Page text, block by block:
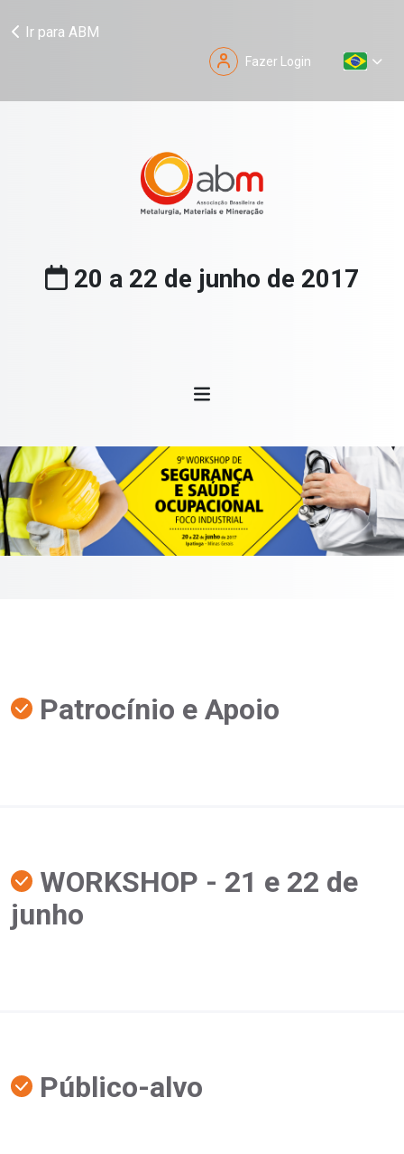
Ir para ABM
Fazer Login
20 a 22 de junho de 2017
Patrocínio e Apoio
WORKSHOP - 21 e 22 de
junho
Público-alvo